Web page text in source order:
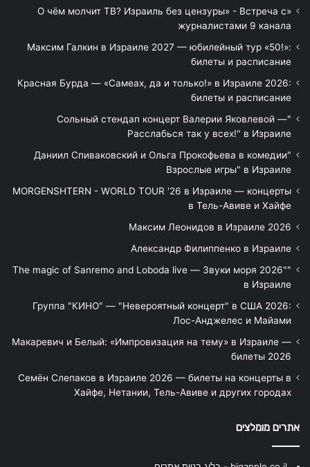
«О чём молчит ТВ? Израиль без цензуры» - Встреча с
журналистами 9 канала
Максим Галкин в Израиле 2027 — юбилейный тур «50!»:
билеты и расписание
Красная Бурда — «Самеах, да и только!» в Израиле 2026:
билеты и расписание
"Сольный стендап концерт Валерии Яковлевой —
Расслабься так у всех!" в Израиле
"Даниил Спиваковский и Ольга Прокофьева в комедии
Взрослые игры" в Израиле
MORGENSHTERN - WORLD TOUR '26 в Израиле — концерты
в Тель-Авиве и Хайфе
Максим Леонидов в Израиле 2026
Александр Филиппенко в Израиле
"The magic of Sanremo and Loboda live — Звуки моря 2026"
в Израиле
Группа "КИНО" — "Невероятный концерт" в США 2026:
Лос-Анджелес и Майами
Макаревич и Белый: «Импровизация на тему» в Израиле —
билеты 2026
Семён Слепаков в Израиле 2026 — билеты на концерты в
Хайфе, Нетании, Тель-Авиве и других городах
אתרים מומלצים